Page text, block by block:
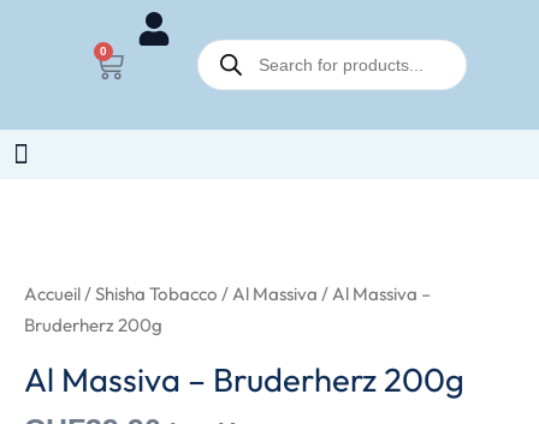
0
Panier
Recherche
de
produits
Accueil/Shisha Tobacco /Al Massiva / Al Massiva –
Bruderherz 200g
Al Massiva – Bruderherz 200g
Al
Massiva
Bruderherz
Massiva
200g